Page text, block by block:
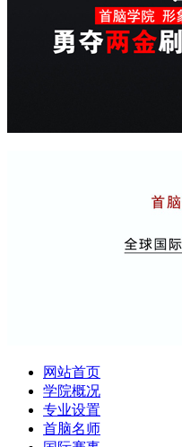
网站首页
学院概况
专业设置
首脑名师